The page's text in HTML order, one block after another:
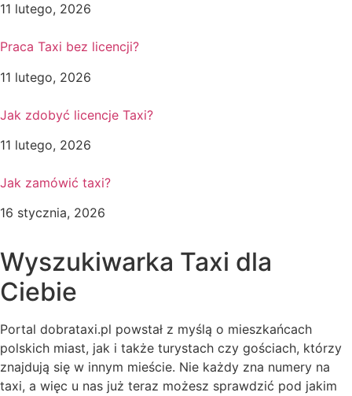
11 lutego, 2026
Praca Taxi bez licencji?
11 lutego, 2026
Jak zdobyć licencje Taxi?
11 lutego, 2026
Jak zamówić taxi?
16 stycznia, 2026
Wyszukiwarka Taxi dla
Ciebie
Portal dobrataxi.pl powstał z myślą o mieszkańcach
polskich miast, jak i także turystach czy gościach, którzy
znajdują się w innym mieście. Nie każdy zna numery na
taxi, a więc u nas już teraz możesz sprawdzić pod jakim